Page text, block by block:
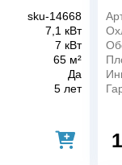
охл.
ВБ,
sku-14668
7,1 кВт
7 кВт
65 м²
Да
5 лет